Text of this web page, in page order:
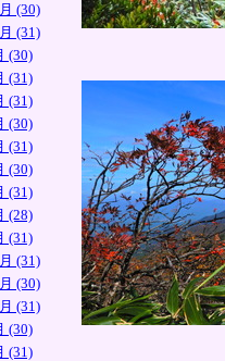
(30)
(31)
(30)
(31)
(31)
(30)
(31)
(30)
(31)
(28)
(31)
(31)
(30)
(31)
(30)
(31)